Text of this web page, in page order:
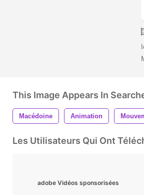
This Image Appears In
Macédoine Animation
Les Utilisateurs Qui Ont
adobe Vidéos sponsorisées